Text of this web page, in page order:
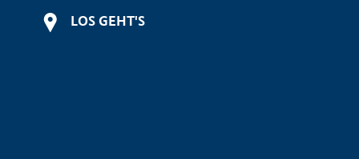
LOS GEHT'S